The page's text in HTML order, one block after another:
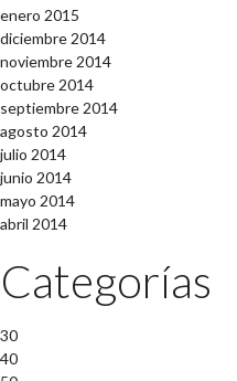
enero 2015
diciembre 2014
noviembre 2014
octubre 2014
septiembre 2014
agosto 2014
julio 2014
junio 2014
mayo 2014
abril 2014
Categorías
30
40